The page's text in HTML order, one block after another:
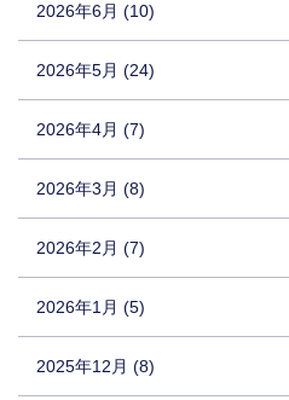
2026年6月 (10)
2026年5月 (24)
2026年4月 (7)
2026年3月 (8)
2026年2月 (7)
2026年1月 (5)
2025年12月 (8)